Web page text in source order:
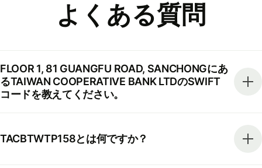
よくある質問
FLOOR 1, 81 GUANGFU ROAD, SANCHONGにあ
るTAIWAN COOPERATIVE BANK LTDのSWIFT
コードを教えてください。
TACBTWTP158とは何ですか？